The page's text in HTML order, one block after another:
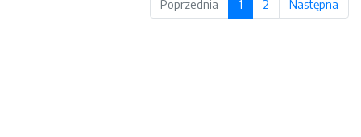
Poprzednia
1 2 Następna